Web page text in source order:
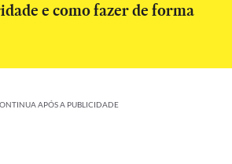
e como fazer de forma
APÓS A PUBLICIDADE